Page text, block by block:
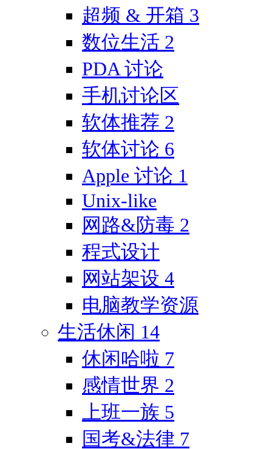
超频 & 开箱 3
数位生活 2
PDA 讨论
手机讨论区
软体推荐 2
软体讨论 6
Apple 讨论 1
Unix-like
网路&防毒 2
程式设计
网站架设 4
电脑教学资源
生活休闲 14
休闲哈啦 7
感情世界 2
上班一族 5
国考&法律 7